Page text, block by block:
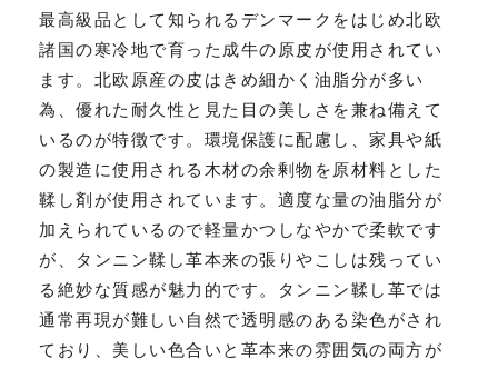
最高級品として知られるデンマークをはじめ北欧
諸国の寒冷地で育った成牛の原皮が使用されてい
ます。北欧原産の皮はきめ細かく油脂分が多い
為、優れた耐久性と見た目の美しさを兼ね備えて
いるのが特徴です。環境保護に配慮し、家具や紙
の製造に使用される木材の余剰物を原材料とした
鞣し剤が使用されています。適度な量の油脂分が
加えられているので軽量かつしなやかで柔軟です
が、タンニン鞣し革本来の張りやこしは残ってい
る絶妙な質感が魅力的です。タンニン鞣し革では
通常再現が難しい自然で透明感のある染色がされ
ており、美しい色合いと革本来の雰囲気の両方が